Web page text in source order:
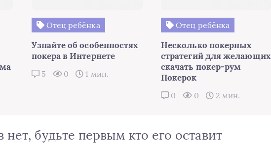
Отец ребёнка
Узнайте об особенностях
покера в Интернете
5 0 1 мин.
Отец ребёнка
Несколько покерных
стратегий для желающих
скачать покер-рум
Покерок
0 0 2 мин.
будьте первым кто его оставит